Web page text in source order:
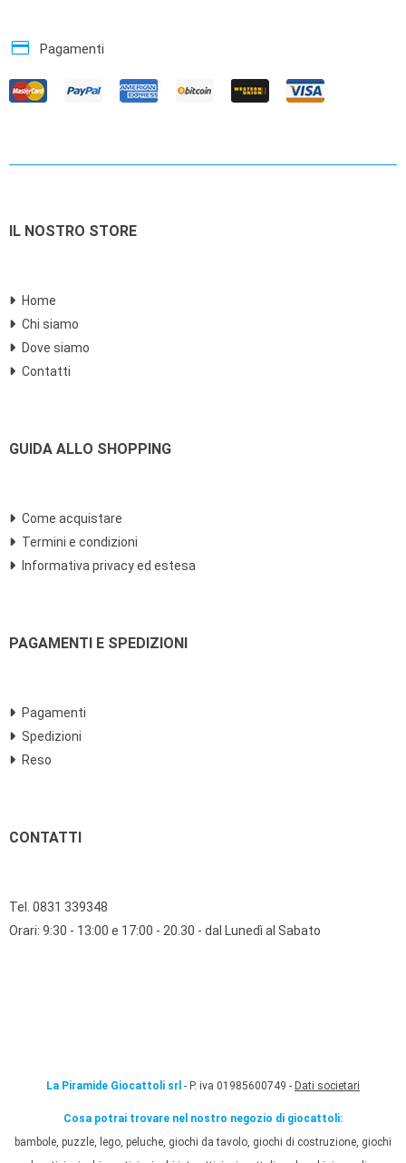
credit_card Pagamenti
IL NOSTRO STORE
Home
Chi siamo
Dove siamo
Contatti
GUIDA ALLO SHOPPING
Come acquistare
Termini e condizioni
Informativa privacy ed estesa
PAGAMENTI E SPEDIZIONI
Pagamenti
Spedizioni
Reso
CONTATTI
Tel. 0831 339348
Orari: 9:30 - 13:00 e 17:00 - 20.30 - dal Lunedì al Sabato
La Piramide Giocattoli srl - P. iva 01985600749 - Dati societari
Cosa potrai trovare nel nostro negozio di giocattoli:
bambole, puzzle, lego, peluche, giochi da tavolo, giochi di costruzione, giochi